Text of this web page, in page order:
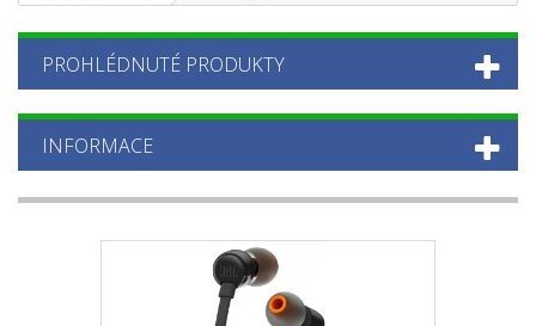
PROHLÉDNUTÉ PRODUKTY
INFORMACE